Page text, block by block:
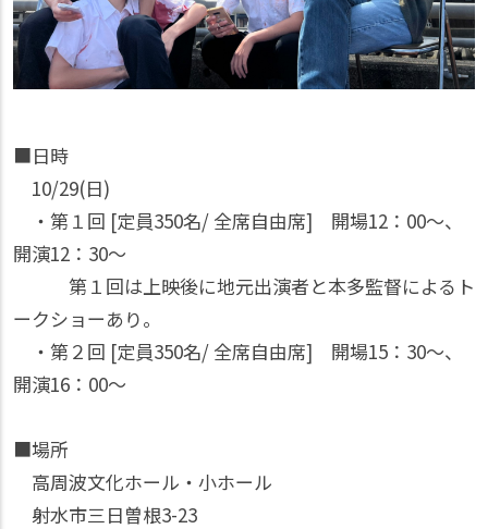
■日時
10/29(日)
・第１回 [定員350名/ 全席自由席] 開場12：00〜、
開演12：30〜
第１回は上映後に地元出演者と本多監督によるト
ークショーあり。
・第２回 [定員350名/ 全席自由席] 開場15：30〜、
開演16：00〜
■場所
高周波文化ホール・小ホール
射水市三日曽根3-23